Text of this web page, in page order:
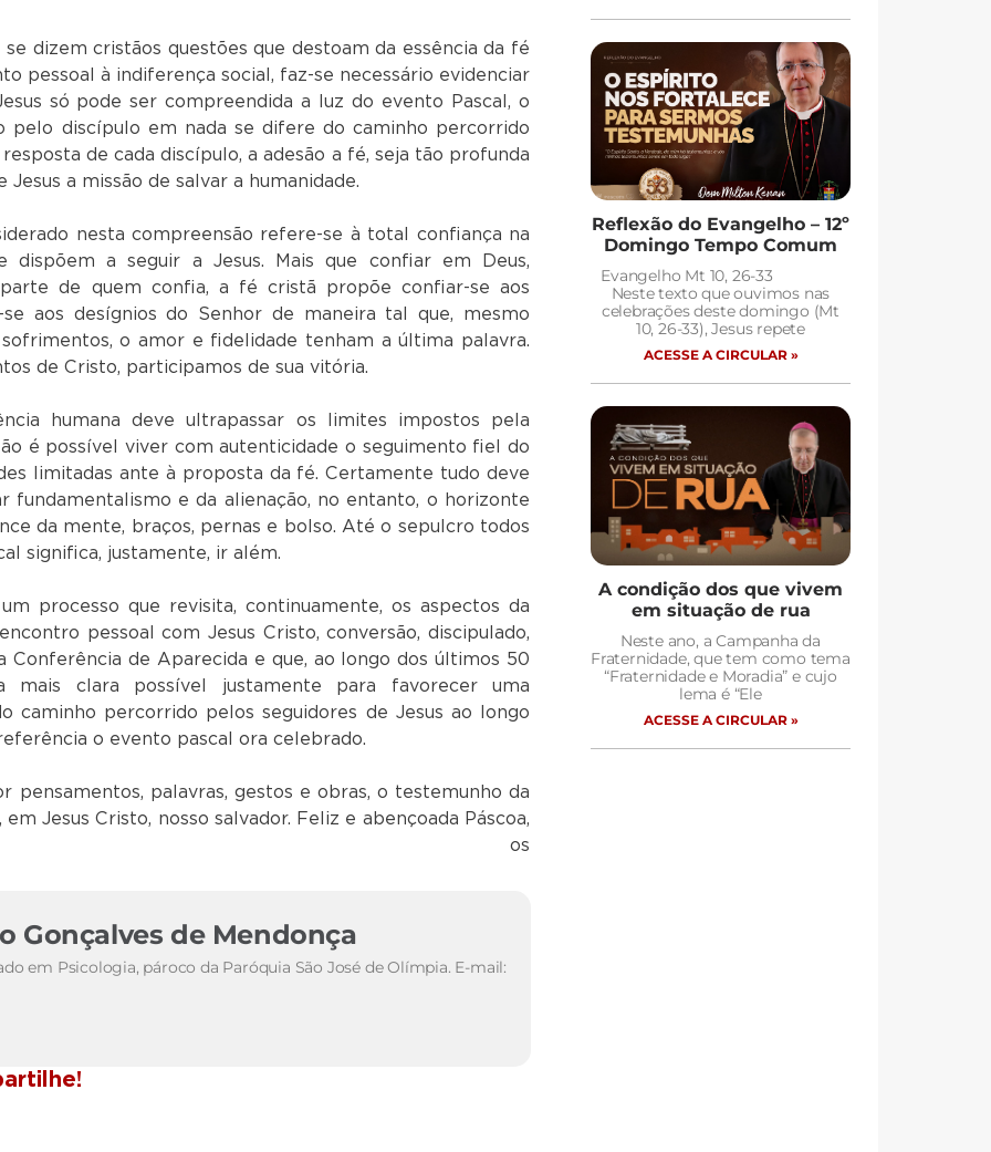
dizem cristãos questões que destoam da essência da fé
pessoal à indiferença social, faz-se necessário evidenciar
só pode ser compreendida a luz do evento Pascal, o
pelo discípulo em nada se difere do caminho percorrido
de cada discípulo, a adesão a fé, seja tão profunda
a missão de salvar a humanidade.
nesta compreensão refere-se à total confiança na
a seguir a Jesus. Mais que confiar em Deus,
de quem confia, a fé cristã propõe confiar-se aos
se aos desígnios do Senhor de maneira tal que, mesmo
o amor e fidelidade tenham a última palavra.
de Cristo, participamos de sua vitória.
humana deve ultrapassar os limites impostos pela
é possível viver com autenticidade o seguimento fiel do
limitadas ante à proposta da fé. Certamente tudo deve
fundamentalismo e da alienação, no entanto, o horizonte
da mente, braços, pernas e bolso. Até o sepulcro todos
significa, justamente, ir além.
processo que revisita, continuamente, os aspectos da
pessoal com Jesus Cristo, conversão, discipulado,
Conferência de Aparecida e que, ao longo dos últimos 50
mais clara possível justamente para favorecer uma
caminho percorrido pelos seguidores de Jesus ao longo
o evento pascal ora celebrado.
pensamentos, palavras, gestos e obras, o testemunho da
Jesus Cristo, nosso salvador. Feliz e abençoada Páscoa,
os
Gonçalves de Mendonça
em Psicologia, pároco da Paróquia São José de Olímpia. E-mail:
Reflexão do Evangelho – 12º
Domingo Tempo Comum
Evangelho Mt 10, 26-33
Neste texto que ouvimos nas
celebrações deste domingo (Mt
10, 26-33), Jesus repete
ACESSE A CIRCULAR »
A condição dos que vivem
em situação de rua
Neste ano, a Campanha da
Fraternidade, que tem como tema
“Fraternidade e Moradia” e cujo
lema é “Ele
ACESSE A CIRCULAR »